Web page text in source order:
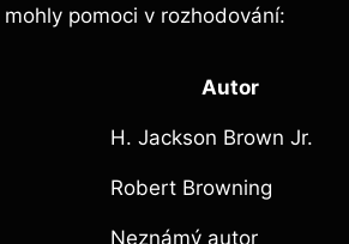
pomoci v rozhodování:
Autor
H. Jackson Brown Jr.
Robert Browning
Neznámý autor